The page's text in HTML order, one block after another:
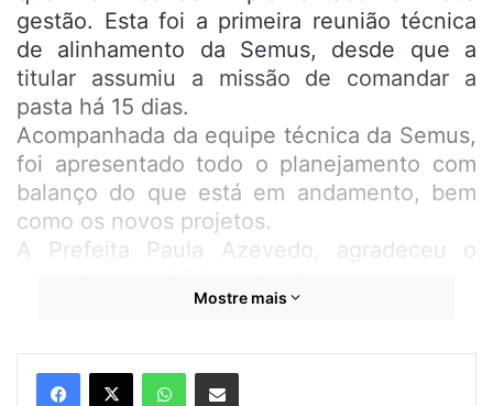
gestão. Esta foi a primeira reunião técnica
de alinhamento da Semus, desde que a
titular assumiu a missão de comandar a
pasta há 15 dias.
Acompanhada da equipe técnica da Semus,
foi apresentado todo o planejamento com
balanço do que está em andamento, bem
como os novos projetos.
A Prefeita Paula Azevedo, agradeceu o
o direcionamento da saúde do município.
continuidade do trabalho da gestão, frente
Mostre mais